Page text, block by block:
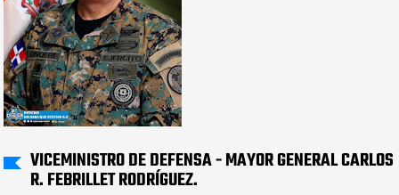
VICEMINISTRO DE DEFENSA - MAYOR GENERAL CARLOS
R. FEBRILLET RODRÍGUEZ.